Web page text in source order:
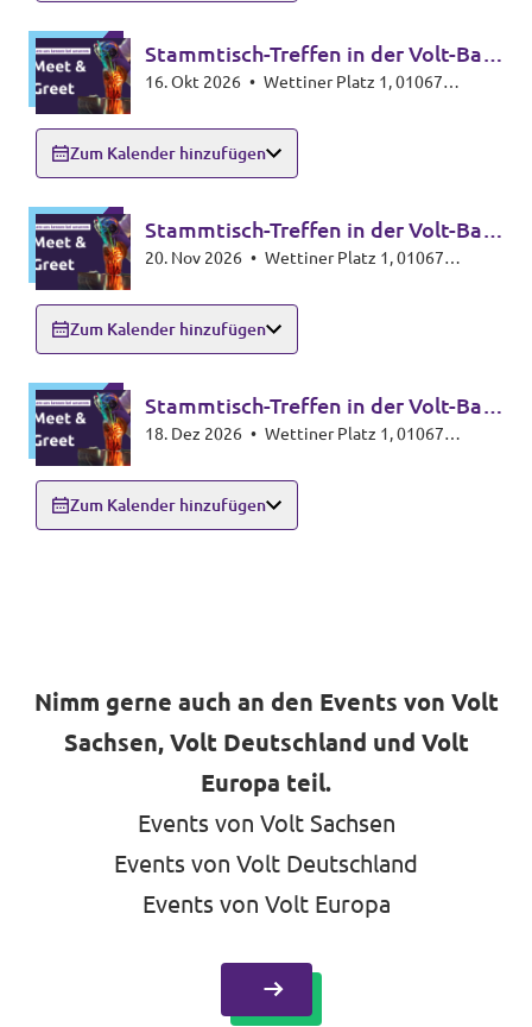
Jobs bei Volt
Transparenz
Datenschutz
Impressum
Test
Stammtisch-Treffen in der Volt-Bar
🍸🥃
16. Okt 2026 •
Zum Kalender hinzufügen
Stammtisch-Treffen in der Volt-Bar
🍸🥃
20. Nov 2026 •
Zum Kalender hinzufügen
Stammtisch-Treffen in der Volt-Bar
🍸🥃
18. Dez 2026 •
Zum Kalender hinzufügen
Nimm gerne auch an den Events von Volt
Sachsen, Volt Deutschland und Volt
Europa teil.
Events von Volt Sachsen
Events von Volt Deutschland
Events von Volt Europa